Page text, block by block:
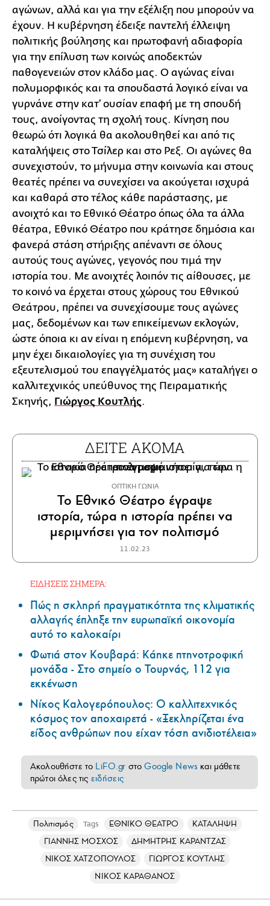
αγώνων, αλλά και για την εξέλιξη που μπορούν να
έχουν. Η κυβέρνηση έδειξε παντελή έλλειψη
πολιτικής βούλησης και πρωτοφανή αδιαφορία
για την επίλυση των κοινώς αποδεκτών
παθογενειών στον κλάδο μας. Ο αγώνας είναι
πολυμορφικός και τα σπουδαστά λογικό είναι να
γυρνάνε στην κατ’ ουσίαν επαφή με τη σπουδή
τους, ανοίγοντας τη σχολή τους. Κίνηση που
θεωρώ ότι λογικά θα ακολουθηθεί και από τις
καταλήψεις στο Τσίλερ και στο Ρεξ. Οι αγώνες θα
συνεχιστούν, το μήνυμα στην κοινωνία και στους
θεατές πρέπει να συνεχίσει να ακούγεται ισχυρά
και καθαρά στο τέλος κάθε παράστασης, με
ανοιχτό και το Εθνικό Θέατρο όπως όλα τα άλλα
θέατρα, Εθνικό Θέατρο που κράτησε δημόσια και
φανερά στάση στήριξης απέναντι σε όλους
αυτούς τους αγώνες, γεγονός που τιμά την
ιστορία του. Με ανοιχτές λοιπόν τις αίθουσες, με
το κοινό να έρχεται στους χώρους του Εθνικού
Θεάτρου, πρέπει να συνεχίσουμε τους αγώνες
μας, δεδομένων και των επικείμενων εκλογών,
ώστε όποια κι αν είναι η επόμενη κυβέρνηση, να
μην έχει δικαιολογίες για τη συνέχιση του
εξευτελισμού του επαγγέλματός μας» καταλήγει ο
καλλιτεχνικός υπεύθυνος της Πειραματικής
Σκηνής, Γιώργος Κουτλής.
ΔΕΙΤΕ ΑΚΟΜΑ
ΟΠΤΙΚΗ ΓΩΝΙΑ
Το Εθνικό Θέατρο έγραψε
ιστορία, τώρα η ιστορία πρέπει να
μεριμνήσει για τον πολιτισμό
11.02.23
ΕΙΔΗΣΕΙΣ ΣΗΜΕΡΑ:
Πώς η σκληρή πραγματικότητα της κλιματικής
αλλαγής έπληξε την ευρωπαϊκή οικονομία
αυτό το καλοκαίρι
Φωτιά στον Κουβαρά: Κάηκε πτηνοτροφική
μονάδα - Στο σημείο ο Τουρνάς, 112 για
εκκένωση
Νίκος Καλογερόπουλος: Ο καλλιτεχνικός
κόσμος τον αποχαιρετά - «Ξεκληρίζεται ένα
είδος ανθρώπων που είχαν τόση ανιδιοτέλεια»
Ακολουθήστε το LiFO.gr στοGoogle News και μάθετε
πρώτοι όλες τις ειδήσεις
Πολιτισμός Tags ΕΘΝΙΚΟ ΘΕΑΤΡΟ
ΚΑΤΑΛΗΨΗ
ΓΙΑΝΝΗΣ ΜΟΣΧΟΣ
ΔΗΜΗΤΡΗΣ ΚΑΡΑΝΤΖΑΣ
ΝΙΚΟΣ ΧΑΤΖΟΠΟΥΛΟΣ
ΓΙΩΡΓΟΣ ΚΟΥΤΛΗΣ
ΝΙΚΟΣ ΚΑΡΑΘΑΝΟΣ